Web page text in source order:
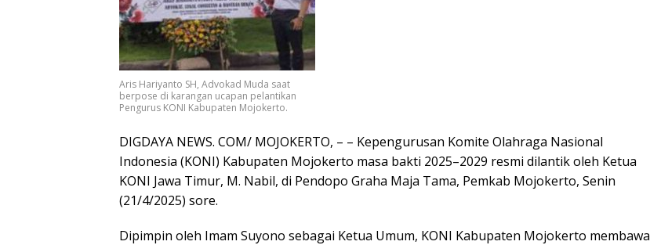
Aris Hariyanto SH, Advokad Muda saat
berpose di karangan ucapan pelantikan
Pengurus KONI Kabupaten Mojokerto.
DIGDAYA NEWS. COM/ MOJOKERTO, – – Kepengurusan Komite Olahraga Nasional
Indonesia (KONI) Kabupaten Mojokerto masa bakti 2025–2029 resmi dilantik oleh Ketua
KONI Jawa Timur, M. Nabil, di Pendopo Graha Maja Tama, Pemkab Mojokerto, Senin
(21/4/2025) sore.
Dipimpin oleh Imam Suyono sebagai Ketua Umum, KONI Kabupaten Mojokerto membawa